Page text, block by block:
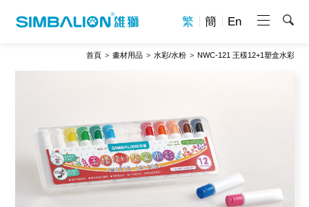
繁 簡 En
首頁 畫材用品 水彩/水粉 NWC-121 王樣12+1塑盒水彩